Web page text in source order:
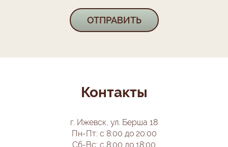
Контакты
г. Ижевск, ул. Берша 18
Пн-Пт: с 8:00 до 20:00
Сб-Вс: с 8:00 до 18:00